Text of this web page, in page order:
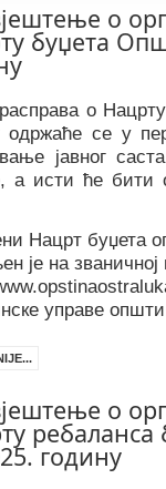
о
буџета
о
одржаће се у
јавног
а исти ће бити
Нацрт буџета
је на
управе
о
годину